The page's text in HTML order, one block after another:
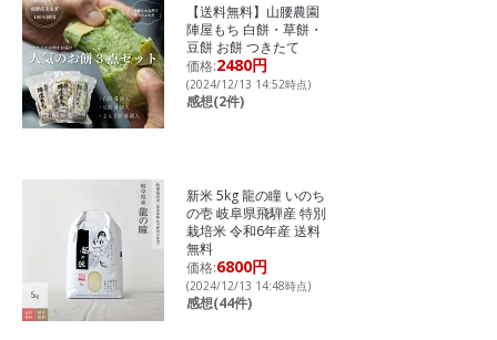
【送料無料】山腰農園
陣屋もち 白餅・草餅・
豆餅 お餅 つきたて
価格:2480円
(2024/12/13 14:52時点)
感想(2件)
新米 5kg 龍の瞳 いのち
の壱 岐阜県飛騨産 特別
栽培米 令和6年産 送料
無料
価格:6800円
(2024/12/13 14:48時点)
感想(44件)